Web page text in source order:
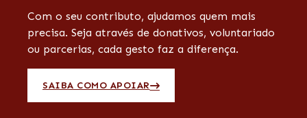
Com o seu contributo, ajudamos quem mais
precisa. Seja através de donativos, voluntariado
ou parcerias, cada gesto faz a diferença.
SAIBA COMO APOIAR